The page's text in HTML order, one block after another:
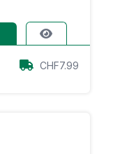
CHF7.99